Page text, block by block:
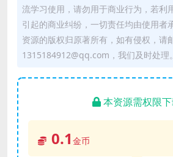
流学习使用，请勿用于商业行为，若利
引起的商业纠纷，一切责任均由使用者
资源的版权归原著所有，如有侵权，请
1315184912@qq.com，我们及时处理。
本资源需权限
0.1 金币